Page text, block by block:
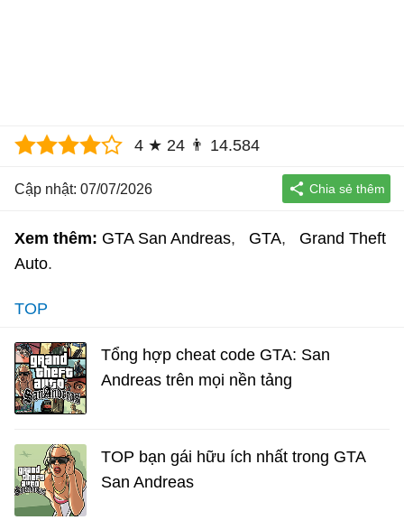
4 ★ 24 👨 14.584
Cập nhật: 07/07/2026
Xem thêm: GTA San Andreas GTA
Grand Theft
Auto
TOP
Tổng hợp cheat code GTA: San
Andreas trên mọi nền tảng
TOP bạn gái hữu ích nhất trong GTA
San Andreas